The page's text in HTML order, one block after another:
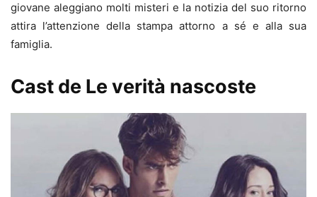
giovane aleggiano molti misteri e la notizia del suo ritorno
attira l’attenzione della stampa attorno a sé e alla sua
famiglia.
Cast de Le verità nascoste